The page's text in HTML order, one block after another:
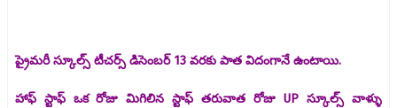
ప్రైమరీ స్కూల్స్ టీచర్స్ డిసెంబర్ 13 వరకు పాత విదంగానే ఉంటాయి.
హాఫ్ స్టాఫ్ ఒక రోజు మిగిలిన స్టాఫ్ తరువాత రోజు UP స్కూల్స్ వాళ్ళు